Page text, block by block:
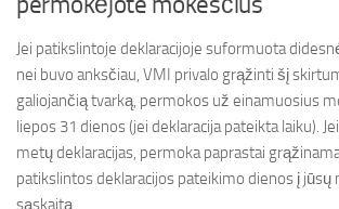
Jei patikslintoje deklaracijoje suformuota
nei buvo anksčiau, VMI privalo grąžinti šį
galiojančią tvarką, permokos už einamuosius
liepos 31 dienos (jei deklaracija pateikta laiku).
metų deklaracijas, permoka paprastai
patikslintos deklaracijos pateikimo dienos į jūsų
sąskaitą.